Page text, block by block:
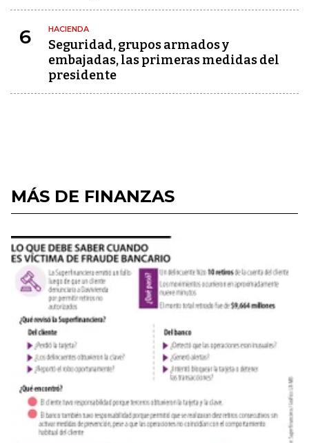
6 HACIENDA
Seguridad, grupos armados y
embajadas, las primeras medidas del
presidente
MÁS DE FINANZAS